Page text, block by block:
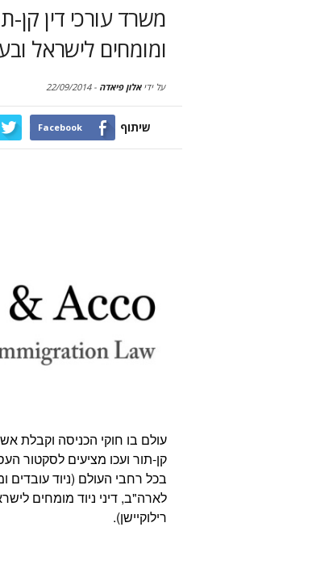
משרד עורכי דין קן-
ומומחים לישראל
על ידיאלון פיאדה -
22/09/2014
שיתוף Facebook
עולם בו חוקי הכניסה וקבלת
קן-תור ועכו מציעים לסקטור
בכל רחבי העולם (ניוד
לארה"ב, דיני ניוד מומחים
רילוקיישן).